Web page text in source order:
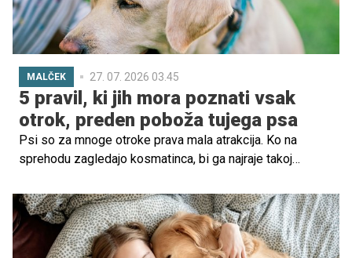
MALČEK 27. 07. 2026 03.45
5 pravil, ki jih mora poznati vsak
otrok, preden poboža tujega psa
Psi so za mnoge otroke prava mala atrakcija. Ko na
sprehodu zagledajo kosmatinca, bi ga najraje takoj
opozarjajo: tudi prijazen in ljubek pes ni vedno pripravljen
na stik z neznancem. Otroci se morajo naučiti, kako se
psu približati na varen način – zase in za žival.